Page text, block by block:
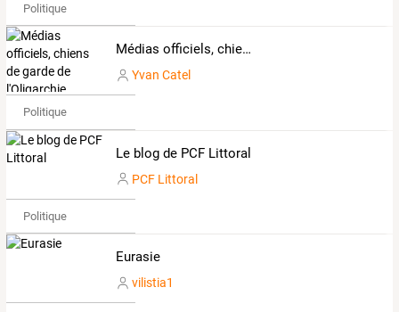
Politique
Médias officiels, chiens de garde de l'Oligarchie
Yvan Catel
Politique
Le blog de PCF Littoral
PCF Littoral
Politique
Eurasie
vilistia1